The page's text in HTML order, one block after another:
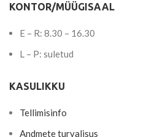
KONTOR/MÜÜGISAAL
E – R: 8.30 – 16.30
L – P: suletud
KASULIKKU
Tellimisinfo
Andmete turvalisus